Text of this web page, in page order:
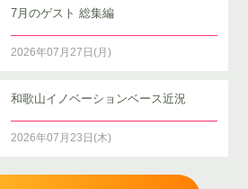
7月のゲスト 総集編
2026年07月27日(月)
和歌山イノベーションベース近況
2026年07月23日(木)